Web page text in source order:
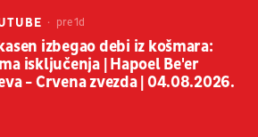
pre 1d
izbegao debi iz košmara:
isključenja | Hapoel Be'er
- Crvena zvezda | 04.08.2026.